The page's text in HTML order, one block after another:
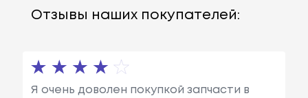
Отзывы наших покупателей:
Я очень доволен покупкой запчасти в